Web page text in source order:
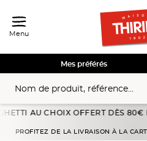
Menu Total de mes achats
Voir mon
Voir mon
Voir mon
Voir mon
Mes préférés
AU CHOIX OFFERT DÈS 80€
PROFITEZ DE LA LIVRAISON À LA